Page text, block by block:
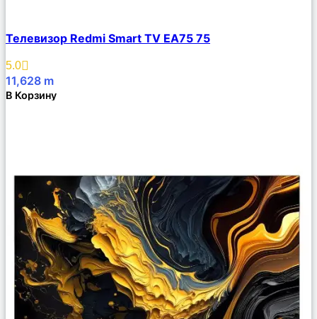
Описание
Избранное
Телевизор Redmi Smart TV EA75 75
5.0
11,628 m
В Корзину